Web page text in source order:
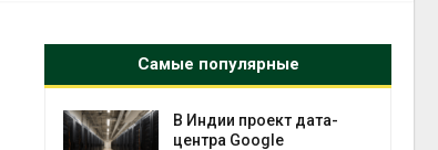
Самые популярные
В Индии проект дата-
центра Google